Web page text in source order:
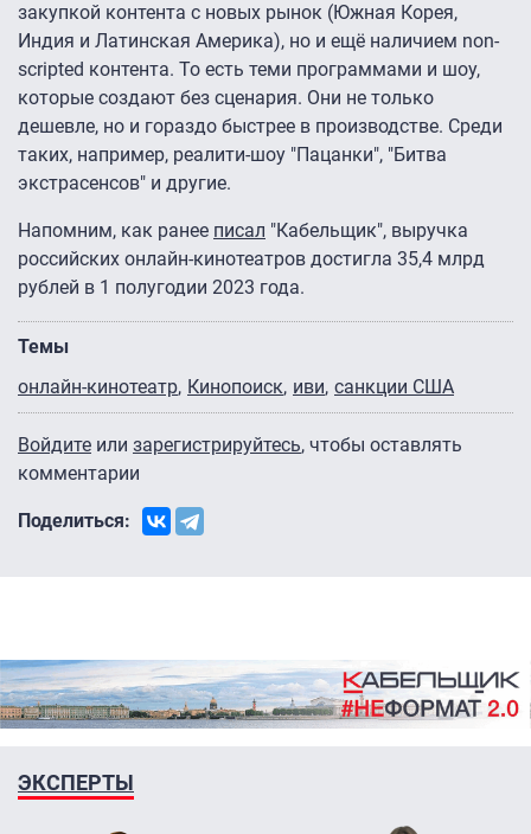
закупкой контента с новых рынок (Южная Корея,
Индия и Латинская Америка), но и ещё наличием non-
scripted контента. То есть теми программами и шоу,
которые создают без сценария. Они не только
дешевле, но и гораздо быстрее в производстве. Среди
таких, например, реалити-шоу "Пацанки", "Битва
экстрасенсов" и другие.
Напомним, как ранее писал "Кабельщик", выручка
российских онлайн-кинотеатров достигла 35,4 млрд
рублей в 1 полугодии 2023 года.
Темы
онлайн-кинотеатр Кинопоиск иви санкции США
Войдите или зарегистрируйтесь, чтобы оставлять
комментарии
Поделиться:
ЭКСПЕРТЫ